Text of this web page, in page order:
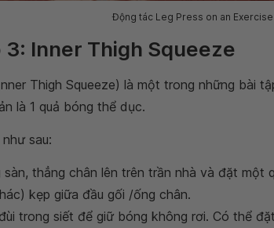
Động tác Leg Press on an Exercise
3: Inner Thigh Squeeze
Thigh Squeeze) là một trong những bài
là 1 quả bóng thể dục.
sau:
sàn, thẳng chân lên trên trần nhà và đặt
kẹp giữa đầu gối /ống chân.
trong siết để giữ bóng không rơi. Có thể